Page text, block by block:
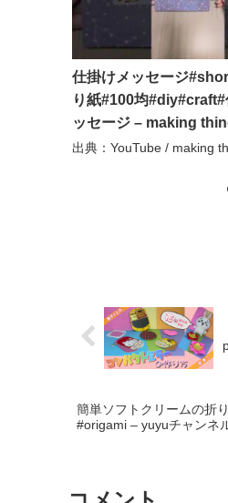
仕掛けメッセージ
り紙#100均#diy#craft#
ッセージ – making
出典：YouTube / making
簡単ソフトクリームの折
#origami – yuyuチャンネ